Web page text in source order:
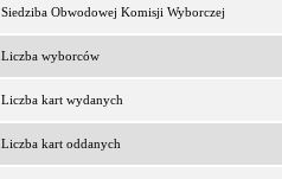
Siedziba Obwodowej Komisji Wyborczej
Liczba wyborców
Liczba kart wydanych
Liczba kart oddanych